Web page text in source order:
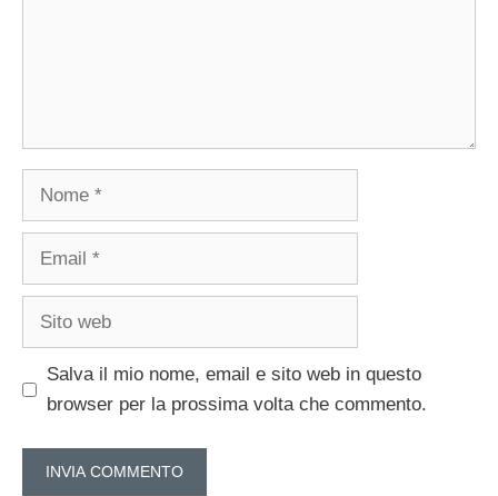
Nome
Email
Sito
Salva il mio nome, email e sito web in questo
browser per la prossima volta che commento.